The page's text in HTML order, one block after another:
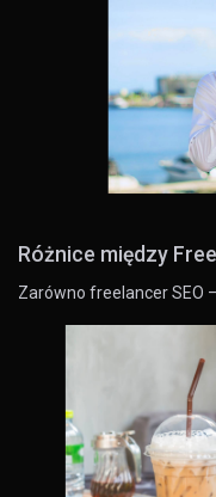
Różnice między
Zarówno freelancer SEO